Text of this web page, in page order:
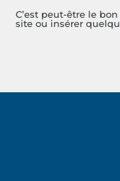
C’est peut-être le
site ou insérer